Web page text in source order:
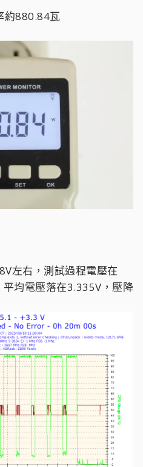
約880.84瓦
左右，測試過程電壓在
均電壓落在3.335V，壓降